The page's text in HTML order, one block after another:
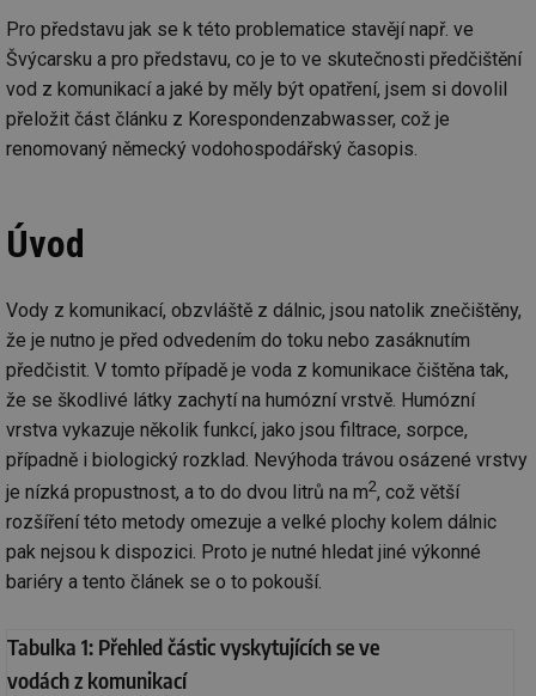
Pro představu jak se k této problematice stavějí např. ve
Švýcarsku a pro představu, co je to ve skutečnosti předčištění
vod z komunikací a jaké by měly být opatření, jsem si dovolil
přeložit část článku z Korespondenzabwasser, což je
renomovaný německý vodohospodářský časopis.
Úvod
Vody z komunikací, obzvláště z dálnic, jsou natolik znečištěny,
že je nutno je před odvedením do toku nebo zasáknutím
předčistit. V tomto případě je voda z komunikace čištěna tak,
že se škodlivé látky zachytí na humózní vrstvě. Humózní
vrstva vykazuje několik funkcí, jako jsou filtrace, sorpce,
případně i biologický rozklad. Nevýhoda trávou osázené vrstvy
je nízká propustnost, a to do dvou litrů na m2, což větší
rozšíření této metody omezuje a velké plochy kolem dálnic
pak nejsou k dispozici. Proto je nutné hledat jiné výkonné
bariéry a tento článek se o to pokouší.
Tabulka 1: Přehled částic vyskytujících se ve
vodách z komunikací